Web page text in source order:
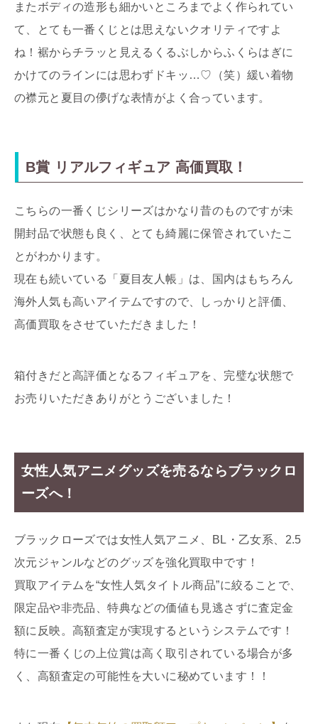
またボディの造形も細かいところまでよく作られてい
て、とても一番くじとは思えないクオリティですよ
ね！裾からチラッと見えるくるぶしからふくらはぎに
かけてのラインには思わずドキッ…♡（笑）緩い着物
の襟元と夏目の儚げな表情がよく合っています。
B賞 リアルフィギュア 高価買取！
こちらの一番くじシリーズはかなり昔のものですが未
開封品で状態も良く、とても綺麗に保管されていたこ
とがわかります。
現在も続いている「夏目友人帳」は、国内はもちろん
海外人気も高いアイテムですので、しっかりと評価、
高価買取をさせていただきました！
箱付きだと高評価となるフィギュアを、完璧な状態で
お売りいただきありがとうございました！
女性人気アニメグッズを売るならブラックロ
ーズへ！
ブラックローズでは女性人気アニメ、BL・乙女系、2.5
次元ジャンルなどのグッズを強化買取中です！
買取アイテムを“女性人気タイトル商品”に絞ることで、
限定品や非売品、特典などの価値も見逃さずに査定金
額に反映。高額査定が実現するというシステムです！
特に一番くじの上位賞は高く取引されている場合が多
く、高額査定の可能性を大いに秘めています！！